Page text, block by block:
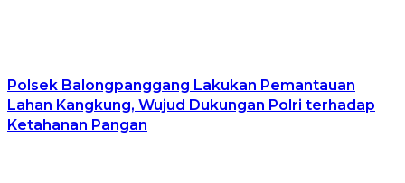
Polsek Balongpanggang Lakukan Pemantauan
Lahan Kangkung, Wujud Dukungan Polri terhadap
Ketahanan Pangan